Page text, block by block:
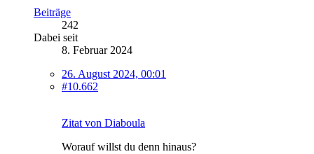
Beiträge
242
Dabei seit
8. Februar 2024
26. August 2024, 00:01
#10.662
Zitat von Diaboula
Worauf willst du denn hinaus?